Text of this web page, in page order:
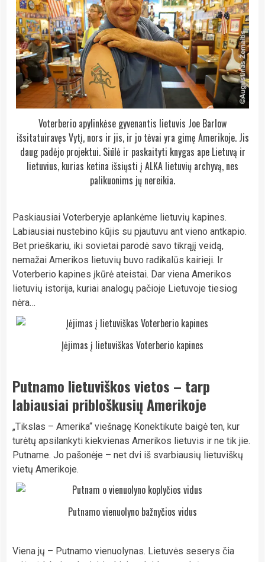
Voterberio apylinkėse gyvenantis lietuvis Joe Barlow
išsitatuiravęs Vytį, nors ir jis, ir jo tėvai yra gimę Amerikoje. Jis
daug padėjo projektui. Siūlė ir paskaityti knygas ape Lietuvą ir
lietuvius, kurias ketina išsiųsti į ALKA lietuvių archyvą, nes
palikuonims jų nereikia.
Paskiausiai Voterberyje aplankėme lietuvių kapines.
Labiausiai nustebino kūjis su pjautuvu ant vieno antkapio.
Bet prieškariu, iki sovietai parodė savo tikrąjį veidą,
nemažai Amerikos lietuvių buvo radikalūs kairieji. Ir
Voterberio kapines įkūrė ateistai. Dar viena Amerikos
lietuvių istorija, kuriai analogų pačioje Lietuvoje tiesiog
nėra…
Įėjimas į lietuviškas Voterberio kapines
Putnamo lietuviškos vietos – tarp
labiausiai pribloškusių Amerikoje
„Tikslas – Amerika“ viešnagę Konektikute baigė ten, kur
turėtų apsilankyti kiekvienas Amerikos lietuvis ir ne tik jie.
Putname. Jo pašonėje – net dvi iš svarbiausių lietuviškų
vietų Amerikoje.
Putnamo vienuolyno bažnyčios vidus
Viena jų – Putnamo vienuolynas. Lietuvės seserys čia